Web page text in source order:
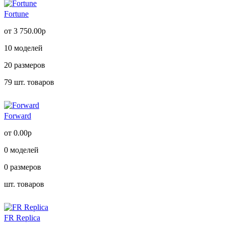
Fortune
от 3 750.00р
10 моделей
20 размеров
79 шт. товаров
Forward
от 0.00р
0 моделей
0 размеров
шт. товаров
FR Replica